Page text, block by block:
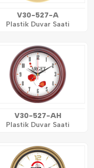
V30-527-A
Plastik Duvar Saati
V30-527-AH
Plastik Duvar Saati